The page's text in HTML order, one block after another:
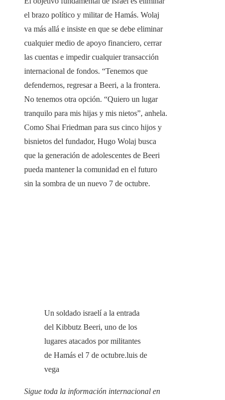
el brazo político y militar de Hamás. Wolaj
va más allá e insiste en que se debe eliminar
cualquier medio de apoyo financiero, cerrar
las cuentas e impedir cualquier transacción
internacional de fondos. “Tenemos que
defendernos, regresar a Beeri, a la frontera.
No tenemos otra opción. “Quiero un lugar
tranquilo para mis hijas y mis nietos”, anhela.
Como Shai Friedman para sus cinco hijos y
bisnietos del fundador, Hugo Wolaj busca
que la generación de adolescentes de Beeri
pueda mantener la comunidad en el futuro
sin la sombra de un nuevo 7 de octubre.
Un soldado israelí a la entrada
del Kibbutz Beeri, uno de los
lugares atacados por militantes
de Hamás el 7 de octubre.luis de
vega
Sigue toda la información internacional en